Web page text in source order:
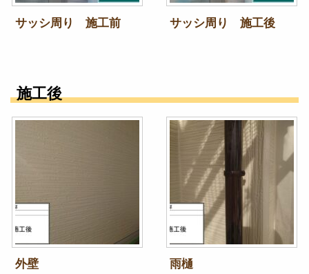
サッシ周り 施工前 サッシ周り 施工後
施工後
外壁 雨樋